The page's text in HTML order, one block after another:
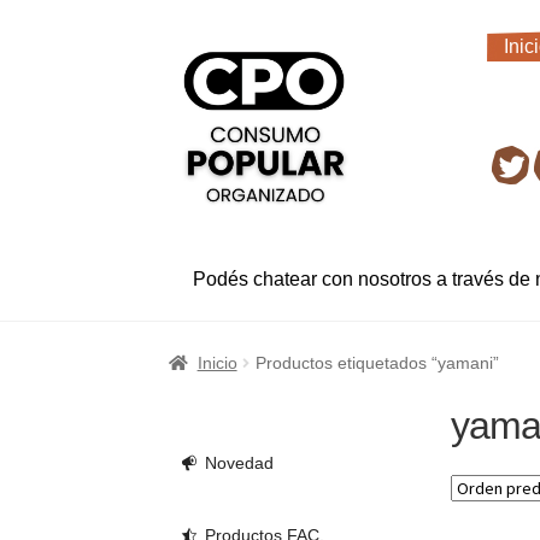
navegación
al
contenido
Podés chatear con nosotros a través de
Inicio Productos etiquetados “yamani”
Novedad
Productos FAC.